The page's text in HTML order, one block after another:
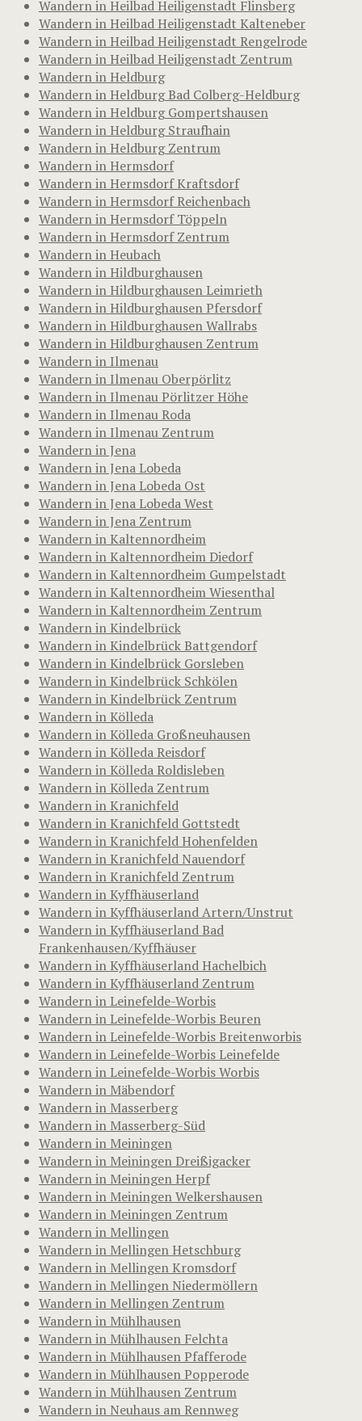
Wandern in Heilbad Heiligenstadt Flinsberg
Wandern in Heilbad Heiligenstadt Kalteneber
Wandern in Heilbad Heiligenstadt Rengelrode
Wandern in Heilbad Heiligenstadt Zentrum
Wandern in Heldburg
Wandern in Heldburg Bad Colberg-Heldburg
Wandern in Heldburg Gompertshausen
Wandern in Heldburg Straufhain
Wandern in Heldburg Zentrum
Wandern in Hermsdorf
Wandern in Hermsdorf Kraftsdorf
Wandern in Hermsdorf Reichenbach
Wandern in Hermsdorf Töppeln
Wandern in Hermsdorf Zentrum
Wandern in Heubach
Wandern in Hildburghausen
Wandern in Hildburghausen Leimrieth
Wandern in Hildburghausen Pfersdorf
Wandern in Hildburghausen Wallrabs
Wandern in Hildburghausen Zentrum
Wandern in Ilmenau
Wandern in Ilmenau Oberpörlitz
Wandern in Ilmenau Pörlitzer Höhe
Wandern in Ilmenau Roda
Wandern in Ilmenau Zentrum
Wandern in Jena
Wandern in Jena Lobeda
Wandern in Jena Lobeda Ost
Wandern in Jena Lobeda West
Wandern in Jena Zentrum
Wandern in Kaltennordheim
Wandern in Kaltennordheim Diedorf
Wandern in Kaltennordheim Gumpelstadt
Wandern in Kaltennordheim Wiesenthal
Wandern in Kaltennordheim Zentrum
Wandern in Kindelbrück
Wandern in Kindelbrück Battgendorf
Wandern in Kindelbrück Gorsleben
Wandern in Kindelbrück Schkölen
Wandern in Kindelbrück Zentrum
Wandern in Kölleda
Wandern in Kölleda Großneuhausen
Wandern in Kölleda Reisdorf
Wandern in Kölleda Roldisleben
Wandern in Kölleda Zentrum
Wandern in Kranichfeld
Wandern in Kranichfeld Gottstedt
Wandern in Kranichfeld Hohenfelden
Wandern in Kranichfeld Nauendorf
Wandern in Kranichfeld Zentrum
Wandern in Kyffhäuserland
Wandern in Kyffhäuserland Artern/Unstrut
Wandern in Kyffhäuserland Bad
Frankenhausen/Kyffhäuser
Wandern in Kyffhäuserland Hachelbich
Wandern in Kyffhäuserland Zentrum
Wandern in Leinefelde-Worbis
Wandern in Leinefelde-Worbis Beuren
Wandern in Leinefelde-Worbis Breitenworbis
Wandern in Leinefelde-Worbis Leinefelde
Wandern in Leinefelde-Worbis Worbis
Wandern in Mäbendorf
Wandern in Masserberg
Wandern in Masserberg-Süd
Wandern in Meiningen
Wandern in Meiningen Dreißigacker
Wandern in Meiningen Herpf
Wandern in Meiningen Welkershausen
Wandern in Meiningen Zentrum
Wandern in Mellingen
Wandern in Mellingen Hetschburg
Wandern in Mellingen Kromsdorf
Wandern in Mellingen Niedermöllern
Wandern in Mellingen Zentrum
Wandern in Mühlhausen
Wandern in Mühlhausen Felchta
Wandern in Mühlhausen Pfafferode
Wandern in Mühlhausen Popperode
Wandern in Mühlhausen Zentrum
Wandern in Neuhaus am Rennweg